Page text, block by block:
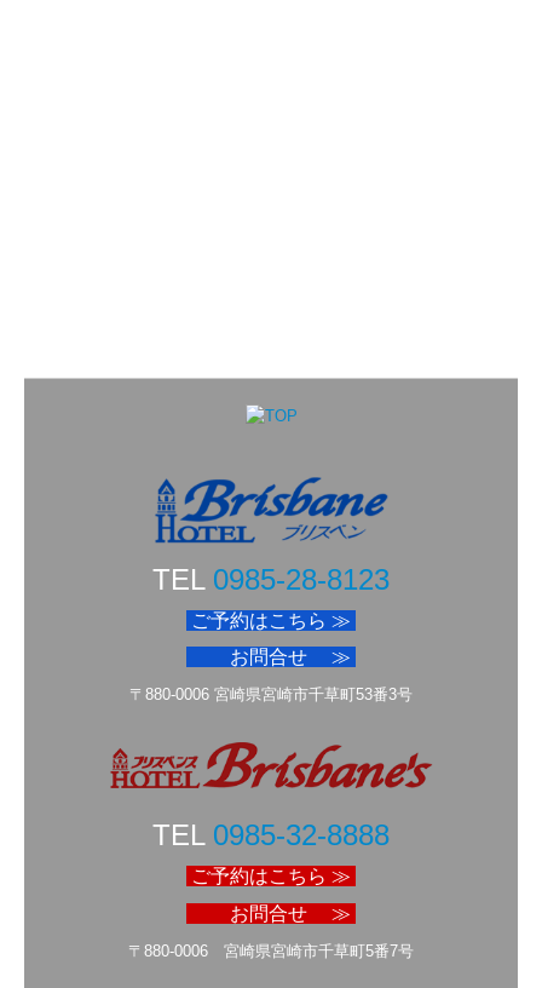
TEL 0985-28-8123
ご予約はこちら ≫
お問合せ ≫
〒880-0006 宮崎県宮崎市千草町53番3号
TEL 0985-32-8888
ご予約はこちら ≫
お問合せ ≫
〒880-0006 宮崎県宮崎市千草町5番7号